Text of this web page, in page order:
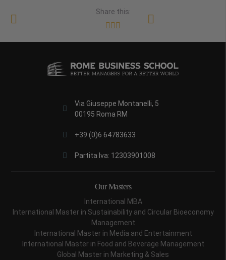
Share this:
Via Giuseppe Montanelli, 5
00195 Roma RM
+39 (0)6 64783633
Partita Iva: 12303901008
Our Masters
International MBA
International Master in Sustainability and Circular Bioeconomy
Management
International Master in Media and Entertainment
International Master in Food and Beverage Management
Global Master in Marketing & Sales